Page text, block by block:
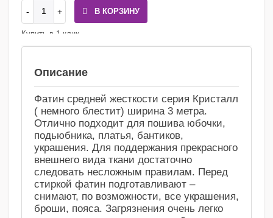
В КОРЗИНУ
Купить в 1 клик
Описание
Фатин средней жесткости серия Кристалл
( немного блестит) ширина 3 метра.
Отлично подходит для пошива юбочки,
подьюбника, платья, бантиков,
украшения. Для поддержания прекрасного
внешнего вида ткани достаточно
следовать несложным правилам. Перед
стиркой фатин подготавливают –
снимают, по возможности, все украшения,
броши, пояса. Загрязнения очень легко